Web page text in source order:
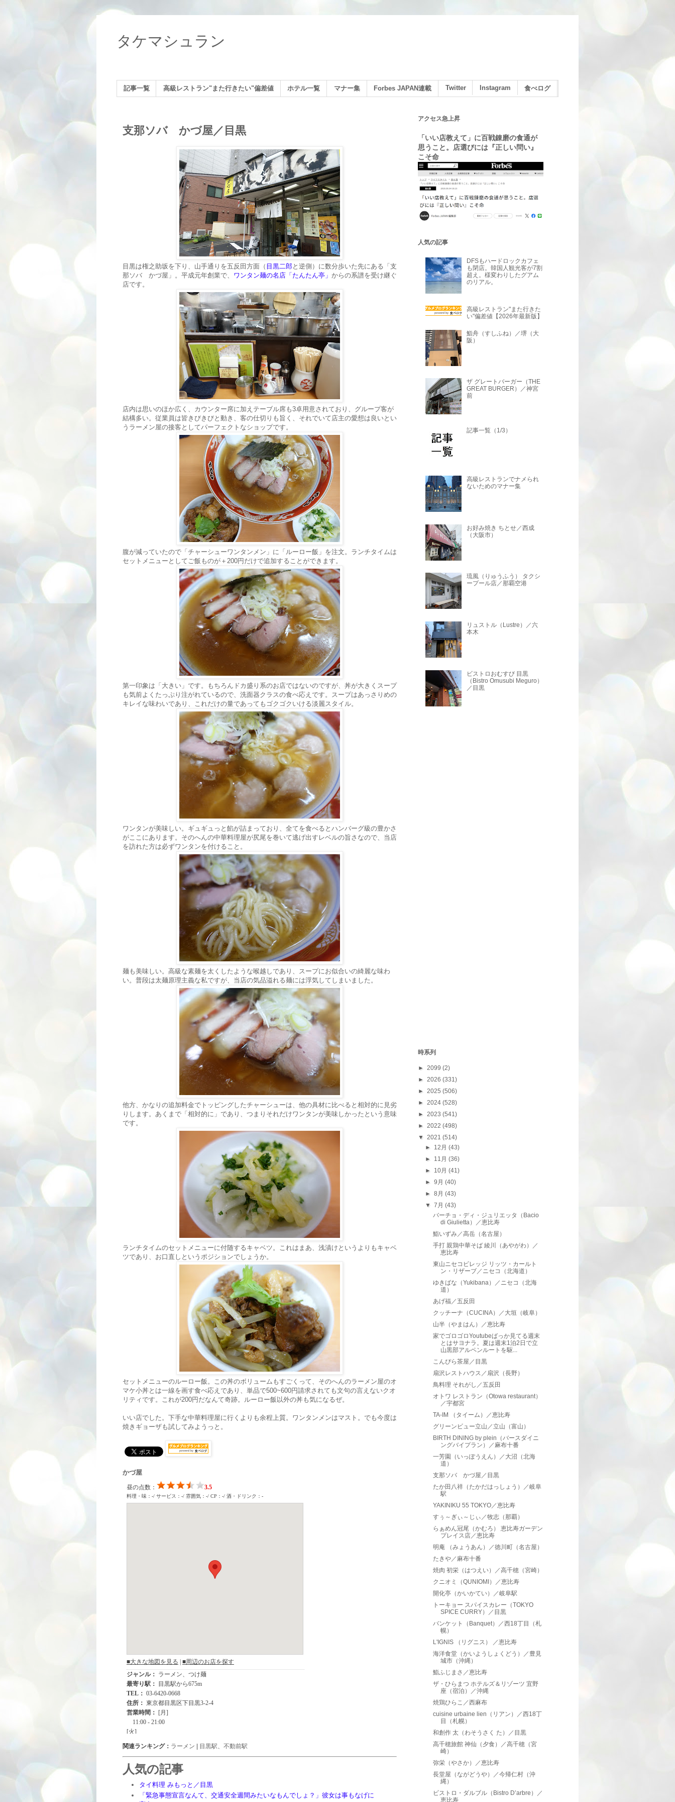
タケマシュラン
記事一覧 高級レストラン"また行きたい"偏差値 ホテル一覧 マナー集 Forbes JAPAN連載 Twitter Instagram 食べログ
支那ソバ かづ屋／目黒
目黒は権之助坂を下り、山手通りを五反田方面（ 目黒二郎と逆側）に数分歩いた先にある「支
那ソバ かづ屋」。平成元年創業で、 ワンタン麺の名店「たんたん亭」 からの系譜を受け継ぐ
店です。
店内は思いのほか広く、カウンター席に加えテーブル席も3卓用意されており、グループ客が
結構多い。従業員は皆きびきびと動き、客の仕切りも旨く、それでいて店主の愛想は良いとい
うラーメン屋の接客としてパーフェクトなショップです。
腹が減っていたので「チャーシューワンタンメン」に「ルーロー飯」を注文。ランチタイムは
セットメニューとしてご飯ものが＋200円だけで追加することができます。
第一印象は「大きい」です。もちろんドカ盛り系のお店ではないのですが、丼が大きくスープ
も気前よくたっぷり注がれているので、洗面器クラスの食べ応えです。スープはあっさりめの
キレイな味わいであり、これだけの量であってもゴクゴクいける淡麗スタイル。
ワンタンが美味しい。ギュギュっと餡が詰まっており、全てを食べるとハンバーグ級の豊かさ
がここにあります。そのへんの中華料理屋が尻尾を巻いて逃げ出すレベルの旨さなので、当店
を訪れた方は必ずワンタンを付けること。
麺も美味しい。高級な素麺を太くしたような喉越しであり、スープにお似合いの綺麗な味わ
い。普段は太麺原理主義な私ですが、当店の気品溢れる麺には浮気してしまいました。
他方、かなりの追加料金でトッピングしたチャーシューは、他の具材に比べると相対的に見劣
りします。あくまで「相対的に」であり、つまりそれだけワンタンが美味しかったという意味
です。
ランチタイムのセットメニューに付随するキャベツ。これはまあ、浅漬けというよりもキャベ
ツであり、お口直しというポジションでしょうか。
セットメニューのルーロー飯。この丼のボリュームもすごくって、そのへんのラーメン屋のオ
マケ小丼とは一線を画す食べ応えであり、単品で500~600円請求されても文句の言えないクオ
リティです。これが200円だなんて奇跡。ルーロー飯以外の丼も気になるぜ。
いい店でした。下手な中華料理屋に行くよりも余程上質。ワンタンメンはマスト。でも今度は
焼きギョーザも試してみようっと。
かづ屋
関連ランキング： ラーメン 目黒駅、 不動前駅
人気の記事
タイ料理 みもっと／目黒
「緊急事態宣言なんて、交通安全週間みたいなもんでしょ？」彼女は事もなげに
アクセス急上昇
「いい店教えて」に百戦錬磨の食通が
思うこと。店選びには『正しい問い』
こそ命
人気の記事
DFSもハードロックカフェ
も閉店。韓国人観光客が7割
超え。様変わりしたグアム
のリアル。
高級レストラン"また行きた
い"偏差値【2026年最新版】
鮨舟（すしふね）／堺（大
阪）
ザ グレートバーガー（THE
GREAT BURGER）／神宮
前
記事一覧（1/3）
高級レストランでナメられ
ないためのマナー集
お好み焼き ちとせ／西成
（大阪市）
琉風（りゅうふう） タクシ
ープール店／那覇空港
リュストル（Lustre）／六
本木
ビストロおむすび 目黒
（Bistro Omusubi Meguro）
／目黒
時系列
► 2099 (2)
► 2026 (331)
► 2025 (506)
► 2024 (528)
► 2023 (541)
► 2022 (498)
▼ 2021 (514)
► 12月(43)
► 11月(36)
► 10月(41)
►9月(40)
►8月(43)
▼7月(43)
バーチョ・ディ・ジュリエッタ（Bacio
di Giulietta）／恵比寿
鮨いずみ／高岳（名古屋）
手打 親鶏中華そば 綾川（あやがわ）／
恵比寿
東山ニセコビレッジ リッツ・カールト
ン・リザーブ／ニセコ（北海道）
ゆきばな（Yukibana）／ニセコ（北海
道）
あげ福／五反田
クッチーナ（CUCINA）／大垣（岐阜）
山半（やまはん）／恵比寿
家でゴロゴロYoutubeばっか見てる週末
とはサヨナラ。夏は週末1泊2日で立
山黒部アルペンルートを駆...
こんぴら茶屋／目黒
扇沢レストハウス／扇沢（長野）
鳥料理 それがし／五反田
オトワ レストラン（Otowa restaurant）
／宇都宮
TA-IM （タイーム）／恵比寿
グリーンビュー立山／立山（富山）
BIRTH DINING by plein（バースダイニ
ングバイプラン）／麻布十番
一芳園（いっぽうえん）／大沼（北海
道）
支那ソバ かづ屋／目黒
たか田八祥（たかだはっしょう）／岐阜
駅
YAKINIKU 55 TOKYO／恵比寿
すぅ～ぎぃ～じぃ／牧志（那覇）
らぁめん冠尾（かむろ） 恵比寿ガーデン
プレイス店／恵比寿
明庵 （みょうあん）／徳川町（名古屋）
たきや／麻布十番
焼肉 初栄（はつえい）／高千穂（宮崎）
クニオミ（QUNIOMI）／恵比寿
開化亭（かいかてい）／岐阜駅
トーキョー スパイスカレー（TOKYO
SPICE CURRY）／目黒
バンケット（Banquet）／西18丁目（札
幌）
L'IGNIS （リグニス） ／恵比寿
海洋食堂（かいようしょくどう）／豊見
城市（沖縄）
鮨ふじまさ／恵比寿
ザ・ひらまつ ホテルズ＆リゾーツ 宜野
座（宿泊）／沖縄
焼鶏ひらこ／西麻布
cuisine urbaine lien（リアン）／西18丁
目（札幌）
和創作 太（わそうさく た）／目黒
高千穂旅館 神仙（夕食）／高千穂（宮
崎）
弥栄（やさか）／恵比寿
長堂屋（ながどうや）／今帰仁村（沖
縄）
ビストロ・ダルブル（Bistro D’arbre）／
恵比寿